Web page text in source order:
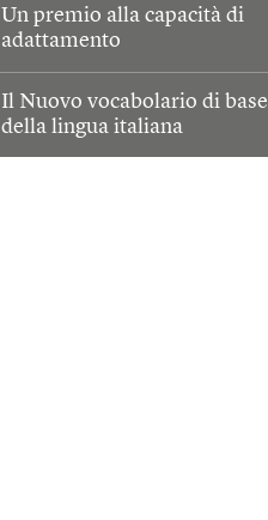
Un premio alla capacità di
adattamento
Il Nuovo vocabolario di base
della lingua italiana